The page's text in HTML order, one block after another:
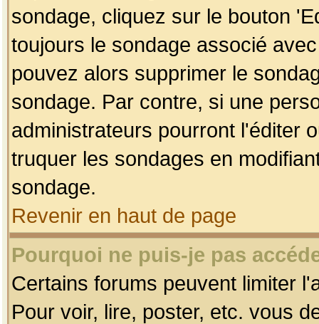
sondage, cliquez sur le bouton
toujours le sondage associé
pouvez alors supprimer le
sondage. Par contre, si une
administrateurs pourront l'éditer
truquer les sondages en
sondage.
Revenir en haut de page
Pourquoi ne puis-je pas
Certains forums peuvent limiter
Pour voir, lire, poster, etc. vous